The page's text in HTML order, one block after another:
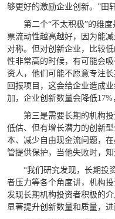
够更好的激励企业创新。”田
第二个“不太积极”的维
票流动性越高越好，因为能
对称。但对创新企业，比较
性非常高的时候，有可能会
资人，他们可能不愿意专注
回报项目，这会给企业造成
加，企业创新数量会降低17%
第三是需要长期的机构
低估、但有增长潜力的创新
本、减少自由现金流问题，
管提供保护，当他失败时，
“我们研究发现，长期投
者压力等各个角度讲，机构
发现长期机构投资者积极的
显著提升创新数量和质量，